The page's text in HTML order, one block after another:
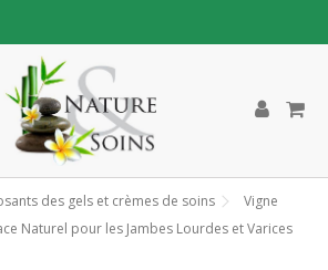
des gels et crèmes de soins
Vigne
Naturel pour les Jambes Lourdes et Varices